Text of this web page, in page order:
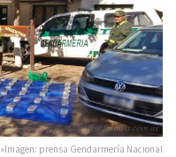
»Imagen: prensa Gendarmería Nacional